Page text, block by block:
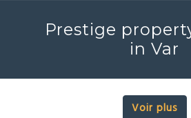
Prestige
in Var
Voir plus